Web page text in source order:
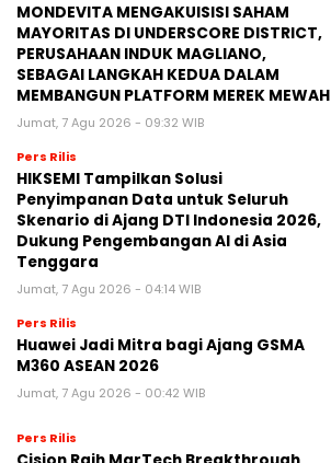
MONDEVITA MENGAKUISISI SAHAM
MAYORITAS DI UNDERSCORE DISTRICT,
PERUSAHAAN INDUK MAGLIANO,
SEBAGAI LANGKAH KEDUA DALAM
MEMBANGUN PLATFORM MEREK
Jumat, 7 Agu 2026 - 09:32 WIB
Pers Rilis
HIKSEMI Tampilkan Solusi
Penyimpanan Data untuk Seluruh
Skenario di Ajang DTI Indonesia 2026,
Dukung Pengembangan AI di Asia
Tenggara
Jumat, 7 Agu 2026 - 04:14 WIB
Pers Rilis
Huawei Jadi Mitra bagi Ajang GSMA
M360 ASEAN 2026
Jumat, 7 Agu 2026 - 00:42 WIB
Pers Rilis